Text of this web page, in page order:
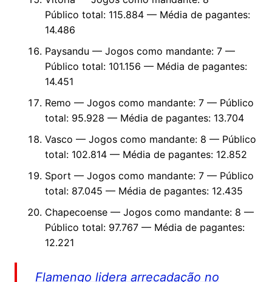
Público total: 115.884 — Média de pagantes:
14.486
Paysandu — Jogos como mandante: 7 —
Público total: 101.156 — Média de pagantes:
14.451
Remo — Jogos como mandante: 7 — Público
total: 95.928 — Média de pagantes: 13.704
Vasco — Jogos como mandante: 8 — Público
total: 102.814 — Média de pagantes: 12.852
Sport — Jogos como mandante: 7 — Público
total: 87.045 — Média de pagantes: 12.435
Chapecoense — Jogos como mandante: 8 —
Público total: 97.767 — Média de pagantes:
12.221
Flamengo lidera arrecadação no